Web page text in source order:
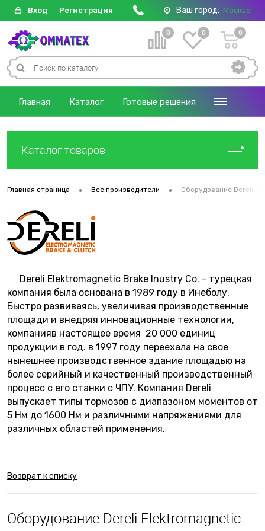
Вход Регистрация Ваш город: Москва
0 0 0
Главная Каталог Готовые решения
Каталог товаров
Главная страница • Все производители • Оборудование Dereli
Dereli Elektromagnetic Brake Inustry Co. - турецкая
компания была основана в 1989 году в Инеболу.
Быстро развиваясь, увеличивая производственные
площади и внедряя инновационные технологии,
компанияв настоящее время 20 000 единиц
продукции в год. в 1997 году переехала на свое
нынешнее производственное здание площадью на
более серийный и качественный производственный
процесс с его станки с ЧПУ. Компания Dereli
выпускает типы тормозов с диапазоном моментов от
5 Нм до 1600 Нм и различными напряжениями для
различных областей применения.
Возврат к списку
Оборудование Dereli Elektromagnetic